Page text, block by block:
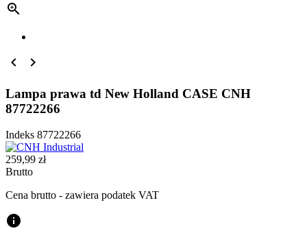

 
Lampa prawa td New Holland CASE CNH
87722266
Indeks 87722266
259,99 zł
Brutto
Cena brutto - zawiera podatek VAT
info